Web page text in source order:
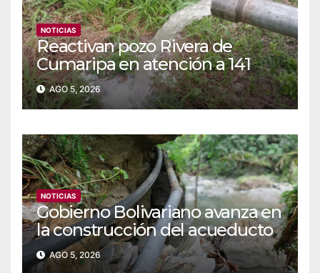
NOTICIAS
Reactivan pozo Rivera de
Cumaripa en atención a 141
familias de Yaracuy
AGO 5, 2026
NOTICIAS
‎Gobierno Bolivariano avanza en
la construcción del acueducto
Las Lajas en Yaracuy
AGO 5, 2026